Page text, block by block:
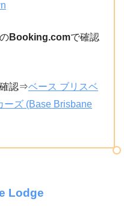
Booking.comで確認
認⇒ベース ブリスベ
ーズ (Base Brisbane
Lodge